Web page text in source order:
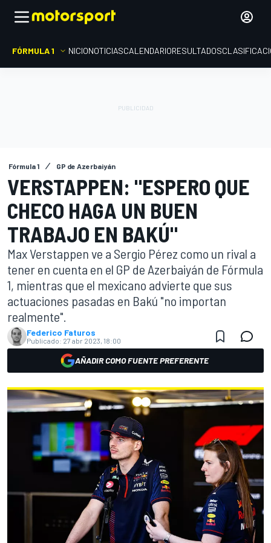
FÓRMULA 1 INICIONOTICIASCALENDARIORESULTADOS
Fórmula 1 GP de Azerbaiyán
VERSTAPPEN: "ESPERO QUE
CHECO HAGA UN BUEN
TRABAJO EN BAKÚ"
Max Verstappen ve a Sergio Pérez como un rival a
tener en cuenta en el GP de Azerbaiyán de Fórmula
1, mientras que el mexicano advierte que sus
actuaciones pasadas en Bakú "no importan
realmente".
Federico Faturos
Publicado: 27 abr 2023, 18:00
AÑADIR COMO FUENTE PREFERENTE